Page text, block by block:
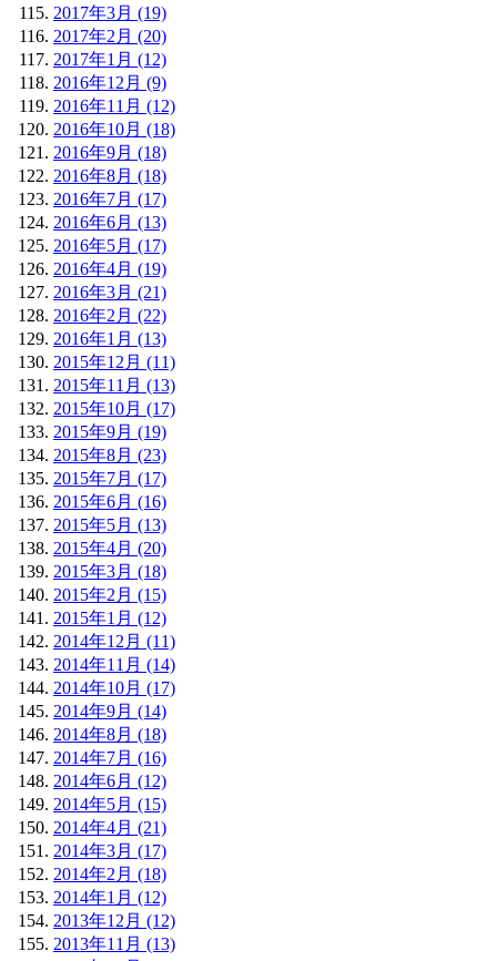
2017年3月 (19)
2017年2月 (20)
2017年1月 (12)
2016年12月 (9)
2016年11月 (12)
2016年10月 (18)
2016年9月 (18)
2016年8月 (18)
2016年7月 (17)
2016年6月 (13)
2016年5月 (17)
2016年4月 (19)
2016年3月 (21)
2016年2月 (22)
2016年1月 (13)
2015年12月 (11)
2015年11月 (13)
2015年10月 (17)
2015年9月 (19)
2015年8月 (23)
2015年7月 (17)
2015年6月 (16)
2015年5月 (13)
2015年4月 (20)
2015年3月 (18)
2015年2月 (15)
2015年1月 (12)
2014年12月 (11)
2014年11月 (14)
2014年10月 (17)
2014年9月 (14)
2014年8月 (18)
2014年7月 (16)
2014年6月 (12)
2014年5月 (15)
2014年4月 (21)
2014年3月 (17)
2014年2月 (18)
2014年1月 (12)
2013年12月 (12)
2013年11月 (13)